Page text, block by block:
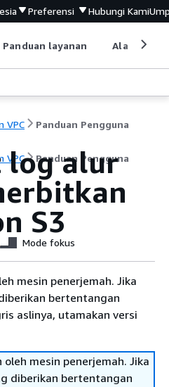
Preferensi Hubungi Kami
Panduan layanan Alat
VPC Panduan Pengguna
VPC Panduan Pengguna
log alur
S3
Mode fokus
mesin penerjemah. Jika
bertentangan
aslinya, utamakan versi
mesin penerjemah. Jika
diberikan bertentangan